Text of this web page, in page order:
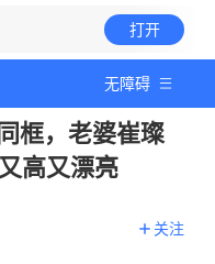
打开
无障碍
框，老婆崔璨
高又漂亮
关注